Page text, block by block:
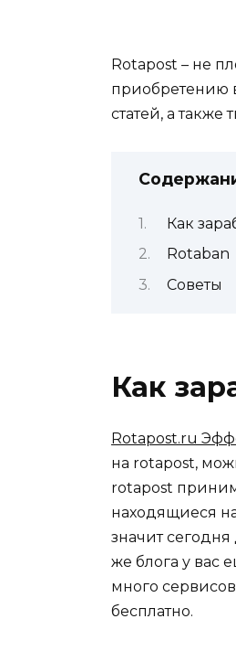
Rotapost – не
приобретению
статей, а также
Как
Rotaban
Советы
Как
Rotapost.ru
на rotapost,
rotapost
находящиеся
значит сегодня
же блога у вас
много
бесплатно.